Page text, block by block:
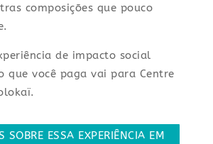
composições que pouco
de impacto social
que você paga vai para Centre
SOBRE ESSA EXPERIÊNCIA EM